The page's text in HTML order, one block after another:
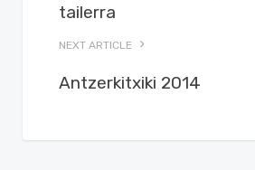
tailerra
NEXT ARTICLE
Antzerkitxiki 2014